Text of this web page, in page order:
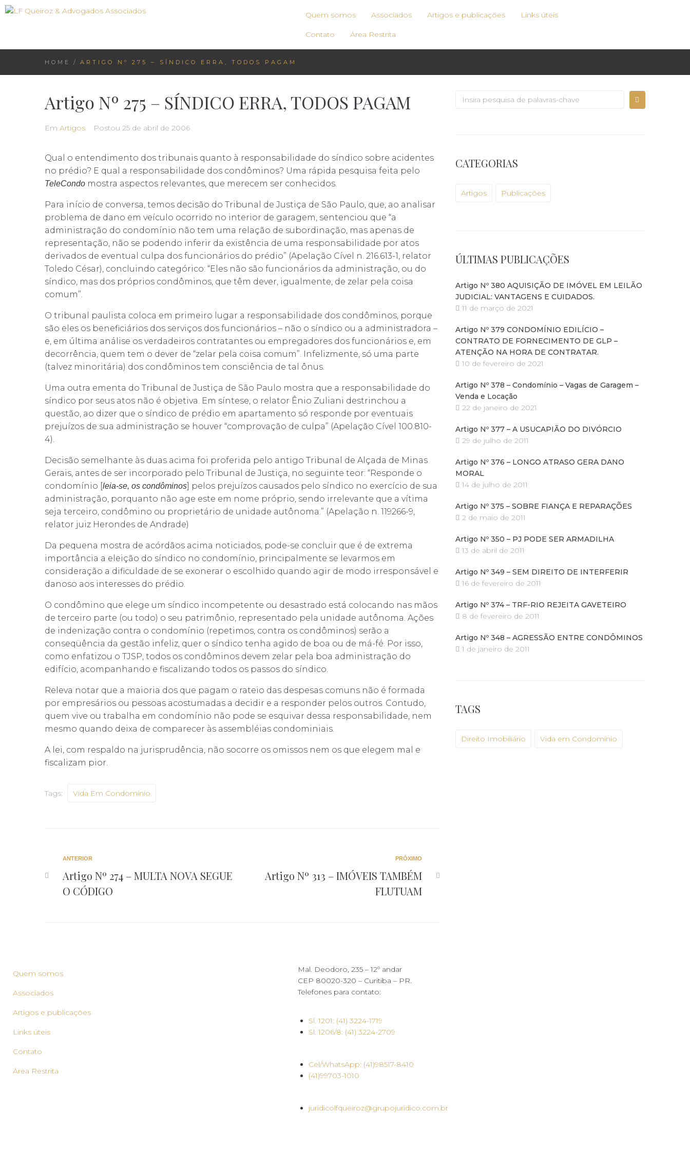
Quem somos Associados Artigos e publicações Links úteis
Contato Área Restrita
HOME / ARTIGO Nº 275 – SÍNDICO ERRA, TODOS PAGAM
Artigo Nº 275 – SÍNDICO ERRA, TODOS PAGAM
Em Artigos Postou 25 de abril de 2006
Qual o entendimento dos tribunais quanto à responsabilidade do síndico sobre acidentes
no prédio? E qual a responsabilidade dos condôminos? Uma rápida pesquisa feita pelo
TeleCondo mostra aspectos relevantes, que merecem ser conhecidos.
Para início de conversa, temos decisão do Tribunal de Justiça de São Paulo, que, ao analisar
problema de dano em veículo ocorrido no interior de garagem, sentenciou que “a
administração do condomínio não tem uma relação de subordinação, mas apenas de
representação, não se podendo inferir da existência de uma responsabilidade por atos
derivados de eventual culpa dos funcionários do prédio” (Apelação Cível n. 216.613-1, relator
Toledo César), concluindo categórico: “Eles não são funcionários da administração, ou do
síndico, mas dos próprios condôminos, que têm dever, igualmente, de zelar pela coisa
comum”.
O tribunal paulista coloca em primeiro lugar a responsabilidade dos condôminos, porque
são eles os beneficiários dos serviços dos funcionários – não o síndico ou a administradora –
e, em última análise os verdadeiros contratantes ou empregadores dos funcionários e, em
decorrência, quem tem o dever de “zelar pela coisa comum”. Infelizmente, só uma parte
(talvez minoritária) dos condôminos tem consciência de tal ônus.
Uma outra ementa do Tribunal de Justiça de São Paulo mostra que a responsabilidade do
síndico por seus atos não é objetiva. Em síntese, o relator Ênio Zuliani destrinchou a
questão, ao dizer que o síndico de prédio em apartamento só responde por eventuais
prejuízos de sua administração se houver “comprovação de culpa” (Apelação Cível 100.810-
4).
Decisão semelhante às duas acima foi proferida pelo antigo Tribunal de Alçada de Minas
Gerais, antes de ser incorporado pelo Tribunal de Justiça, no seguinte teor: “Responde o
condomínio [leia-se, os condôminos] pelos prejuízos causados pelo síndico no exercício de sua
administração, porquanto não age este em nome próprio, sendo irrelevante que a vítima
seja terceiro, condômino ou proprietário de unidade autônoma.” (Apelação n. 119266-9,
relator juiz Herondes de Andrade)
Da pequena mostra de acórdãos acima noticiados, pode-se concluir que é de extrema
importância a eleição do síndico no condomínio, principalmente se levarmos em
consideração a dificuldade de se exonerar o escolhido quando agir de modo irresponsável e
danoso aos interesses do prédio.
O condômino que elege um síndico incompetente ou desastrado está colocando nas mãos
de terceiro parte (ou todo) o seu patrimônio, representado pela unidade autônoma. Ações
de indenização contra o condomínio (repetimos, contra os condôminos) serão a
conseqüência da gestão infeliz, quer o síndico tenha agido de boa ou de má-fé. Por isso,
como enfatizou o TJSP, todos os condôminos devem zelar pela boa administração do
edifício, acompanhando e fiscalizando todos os passos do síndico.
Releva notar que a maioria dos que pagam o rateio das despesas comuns não é formada
por empresários ou pessoas acostumadas a decidir e a responder pelos outros. Contudo,
quem vive ou trabalha em condomínio não pode se esquivar dessa responsabilidade, nem
mesmo quando deixa de comparecer às assembléias condominiais.
A lei, com respaldo na jurisprudência, não socorre os omissos nem os que elegem mal e
fiscalizam pior.
Tags: Vida Em Condomínio
ANTERIOR
Artigo Nº 274 – MULTA NOVA SEGUE
O CÓDIGO
PRÓXIMO
Artigo Nº 313 – IMÓVEIS TAMBÉM
FLUTUAM
CATEGORIAS
Artigos Publicações
ÚLTIMAS PUBLICAÇÕES
Artigo Nº 380 AQUISIÇÃO DE IMÓVEL EM LEILÃO
JUDICIAL: VANTAGENS E CUIDADOS.
11 de março de 2021
Artigo Nº 379 CONDOMÍNIO EDILÍCIO –
CONTRATO DE FORNECIMENTO DE GLP –
ATENÇÃO NA HORA DE CONTRATAR.
10 de fevereiro de 2021
Artigo Nº 378 – Condomínio – Vagas de Garagem –
Venda e Locação
22 de janeiro de 2021
Artigo Nº 377 – A USUCAPIÃO DO DIVÓRCIO
29 de julho de 2011
Artigo Nº 376 – LONGO ATRASO GERA DANO
MORAL
14 de julho de 2011
Artigo Nº 375 – SOBRE FIANÇA E REPARAÇÕES
2 de maio de 2011
Artigo Nº 350 – PJ PODE SER ARMADILHA
13 de abril de 2011
Artigo Nº 349 – SEM DIREITO DE INTERFERIR
16 de fevereiro de 2011
Artigo Nº 374 – TRF-RIO REJEITA GAVETEIRO
8 de fevereiro de 2011
Artigo Nº 348 – AGRESSÃO ENTRE CONDÔMINOS
1 de janeiro de 2011
TAGS
Direito Imobiliário Vida em Condomínio
Quem somos
Associados
Artigos e publicações
Links úteis
Contato
Área Restrita
Mal. Deodoro, 235 – 12º andar
CEP 80020-320 – Curitiba – PR.
Telefones para contato:
Sl. 1201: (41) 3224-1719
Sl. 1206/8: (41) 3224-2709
Cel/WhatsApp: (41)98517-8410
(41)99703-1010
juridicolfqueiroz@grupojuridico.com.br